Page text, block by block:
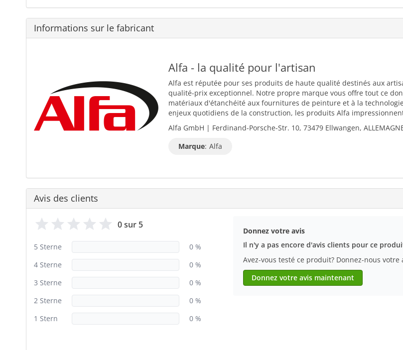
Informations sur le fabricant
Alfa - la qualité pour l'artisan
Alfa est réputée pour ses produits de haute qualité destinés aux
qualité-prix exceptionnel. Notre propre marque vous offre tout ce
matériaux d'étanchéité aux fournitures de peinture et à la
enjeux quotidiens de la construction, les produits Alfa
Alfa GmbH | Ferdinand-Porsche-Str. 10, 73479 Ellwangen,
Marque: Alfa
Avis des clients
0 sur 5
5 Sterne
0 %
4 Sterne
0 %
3 Sterne
0 %
2 Sterne
0 %
1 Stern
0 %
Donnez votre avis
Il n'y a pas encore d'avis clients pour ce
Avez-vous testé ce produit? Donnez-nous votre
Donnez votre avis maintenant